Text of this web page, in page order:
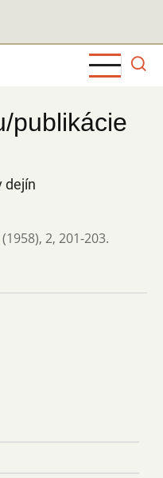
publikácie
dejín
, 2, 201-203.